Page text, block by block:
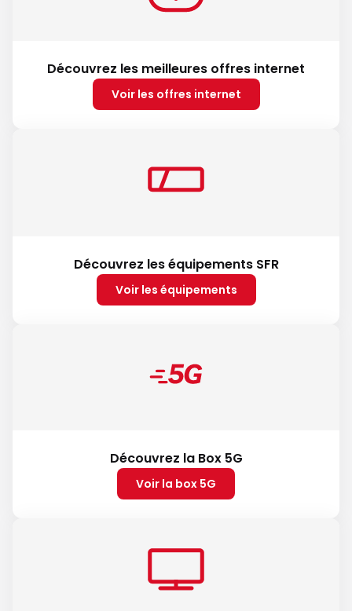
Découvrez les meilleures offres internet
Voir les offres internet
Découvrez les équipements SFR
Voir les équipements
Découvrez la Box 5G
Voir la box 5G